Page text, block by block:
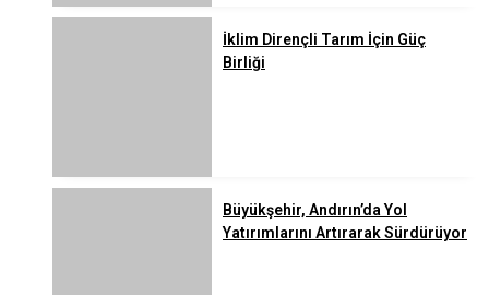
İklim Dirençli Tarım İçin Güç
Birliği
Büyükşehir, Andırın’da Yol
Yatırımlarını Artırarak Sürdürüyor